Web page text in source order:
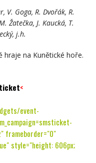
V. Goga, R. Dvořák, R.
Žatečka, J. Kaucká, T.
j.h.
hraje na Kunětické hoře.
ticket<
event-
frameborder="0"
style="height: 606px;